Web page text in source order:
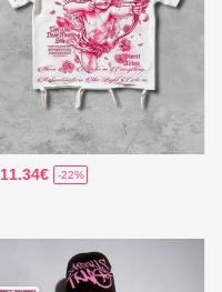
11.34€ -22%